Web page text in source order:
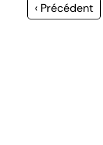
Page
‹ Précédent